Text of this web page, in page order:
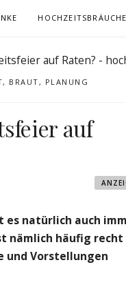
HOCHZEITSBRÄUCHE
BRAUT, PLANUNG
auf
es natürlich auch
nämlich häufig recht
und Vorstellungen